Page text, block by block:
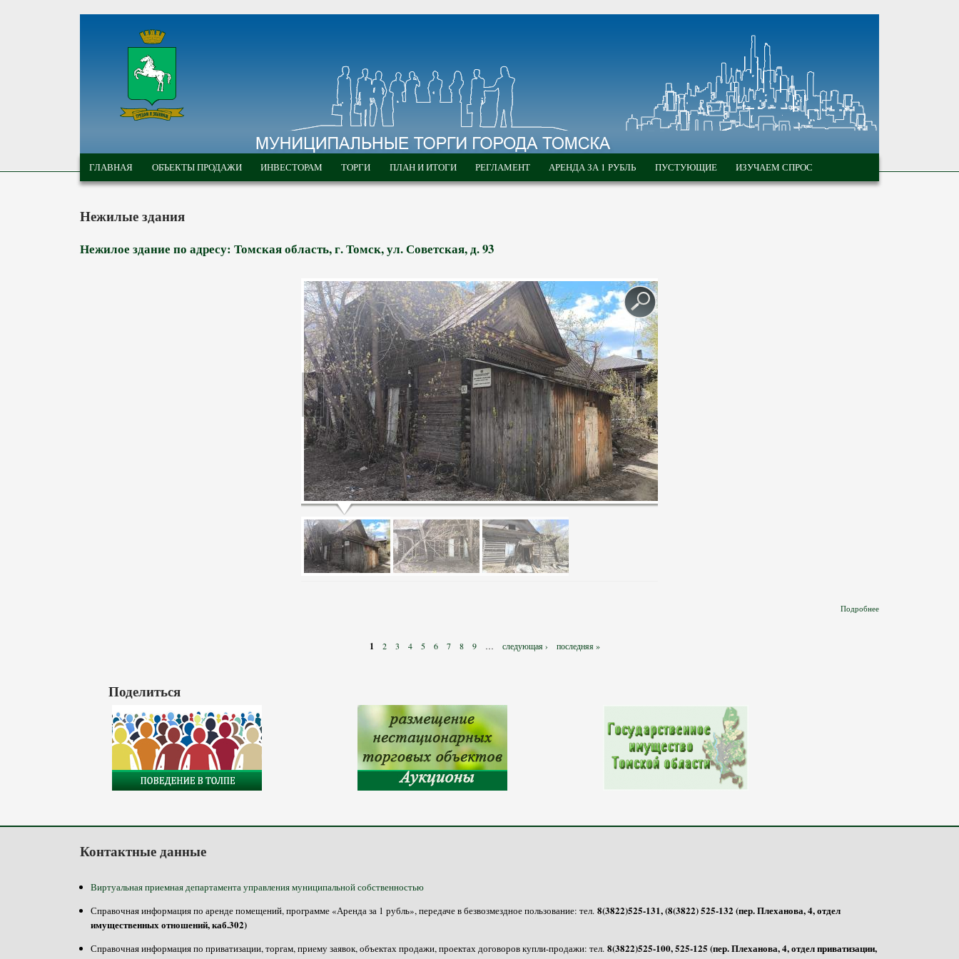
МУНИЦИПАЛЬНЫЕ
ТОРГИ ГОРОДА
ТОМСКА
ГЛАВНОЕ МЕНЮ
ГЛАВНАЯ ОБЪЕКТЫ ПРОДАЖИ ИНВЕСТОРАМ ТОРГИ ПЛАН И ИТОГИ РЕГЛАМЕНТ АРЕНДА ЗА 1 РУБЛЬ ПУСТУЮЩИЕ ИЗУЧАЕМ СПРОС
Нежилые здания
Нежилое здание по адресу: Томская область, г. Томск, ул. Советская, д. 93
Подробнее
1 2 3 4 5 6 7 8 9 … следующая › последняя »
Поделиться
Контактные данные
Виртуальная приемная департамента управления муниципальной собственностью
Справочная информация по аренде помещений, программе «Аренда за 1 рубль», передаче в безвозмездное пользование: тел. 8(3822)525-131, (8(3822) 525-132 (пер. Плеханова, 4, отдел
имущественных отношений, каб.302)
Справочная информация по приватизации, торгам, приему заявок, объектах продажи, проектах договоров купли-продажи: тел. 8(3822)525-100, 525-125 (пер. Плеханова, 4, отдел приватизации,